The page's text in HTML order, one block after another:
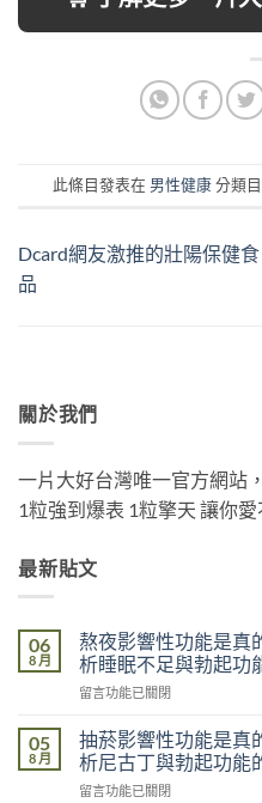
此條目發表在 男性健康分類
Dcard網友激推的壯陽保健食
品
關於我們
一片大好台灣唯一官方網站
1粒強到爆表 1粒擎天 讓你愛
最新貼文
06
8 月
熬夜影響性功能是真
析睡眠不足與勃起功
在
夜
影
響
性
留言功能已關閉
05
8 月
抽菸影響性功能是真
析尼古丁與勃起功能
在
留言功能已關閉